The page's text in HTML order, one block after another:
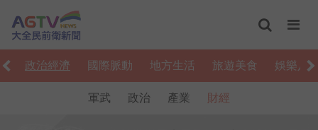
政治經濟 國際脈動 地方生活 旅遊美食 娛樂八
軍武 政治 產業 財經